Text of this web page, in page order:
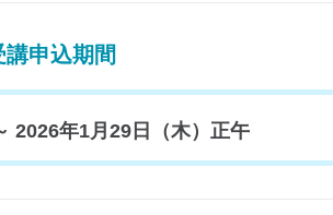
申込期間
2026年1月29日（木）正午